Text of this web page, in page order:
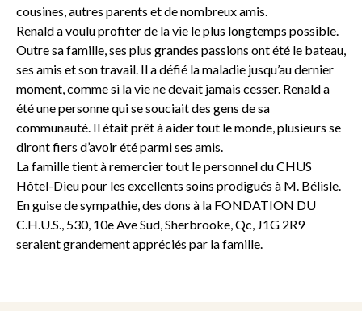
cousines, autres parents et de nombreux amis.
Renald a voulu profiter de la vie le plus longtemps possible.
Outre sa famille, ses plus grandes passions ont été le bateau,
ses amis et son travail. Il a défié la maladie jusqu’au dernier
moment, comme si la vie ne devait jamais cesser. Renald a
été une personne qui se souciait des gens de sa
communauté. Il était prêt à aider tout le monde, plusieurs se
diront fiers d’avoir été parmi ses amis.
La famille tient à remercier tout le personnel du CHUS
Hôtel-Dieu pour les excellents soins prodigués à M. Bélisle.
En guise de sympathie, des dons à la FONDATION DU
C.H.U.S., 530, 10e Ave Sud, Sherbrooke, Qc, J1G 2R9
seraient grandement appréciés par la famille.